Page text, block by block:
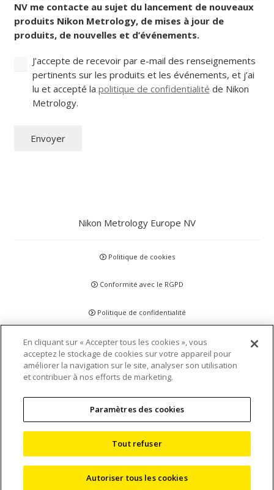
NV me contacte au sujet du lancement de nouveaux
produits Nikon Metrology, de mises à jour de
produits, de nouvelles et d’événements.
J’accepte de recevoir par e-mail des renseignements
pertinents sur les produits et les événements, et j’ai
lu et accepté la politique de confidentialité de Nikon
Metrology.
Envoyer
Nikon Metrology Europe NV
Politique de cookies
Conformité avec le RGPD
Politique de confidentialité
Clause de non-responsabilité
Déclarations et politiques
Agrément et certification
Conditions générales
©2026 Nikon Metrology Europe NV
En cliquant sur « Accepter tous les cookies », vous
acceptez le stockage de cookies sur votre appareil pour
améliorer la navigation sur le site, analyser son utilisation
et contribuer à nos efforts de marketing.
Paramètres des cookies
Tout refuser
Autoriser tous les cookies